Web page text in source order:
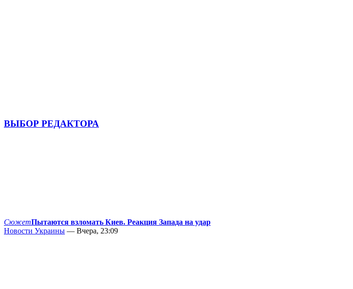
ВЫБОР РЕДАКТОРА
СюжетПытаются взломать Киев. Реакция Запада на удар
Новости Украины — Вчера, 23:09